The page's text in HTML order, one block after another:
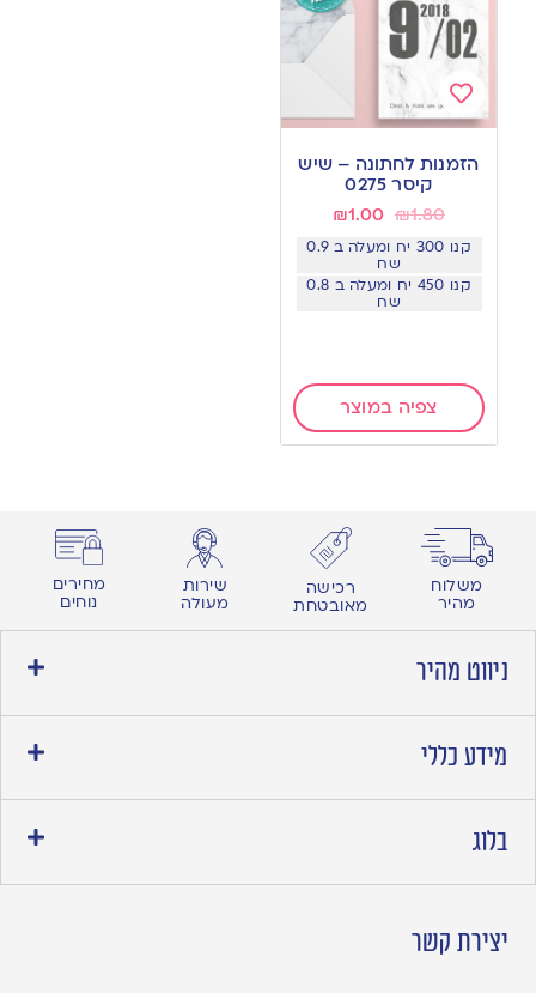
Add
to
wishlist
הזמנות לחתונה – שיש
קיסר 0275
₪1.80
₪1.00
קנו 300 יח ומעלה ב 0.9
שח
קנו 450 יח ומעלה ב 0.8
שח
צפיה במוצר
משלוח
מהיר
רכישה
מאובטחת
שירות
מעולה
מחירים
נוחים
ניווט מהיר
מידע כללי
בלוג
יצירת קשר